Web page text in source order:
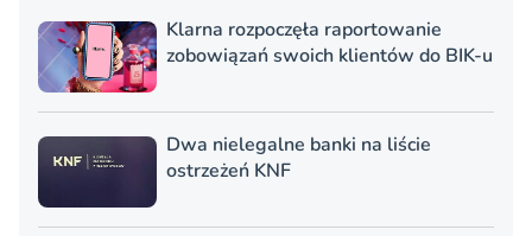
Klarna rozpoczęła raportowanie
zobowiązań swoich klientów do BIK-u
Dwa nielegalne banki na liście
ostrzeżeń KNF